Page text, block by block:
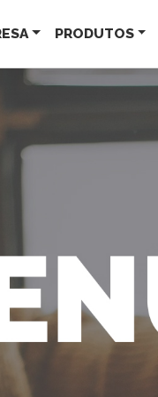
PRODUTOS